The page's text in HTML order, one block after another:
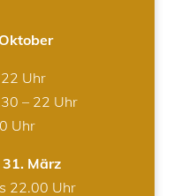
Uhr
– 22 Uhr
Uhr
März
22.00 Uhr